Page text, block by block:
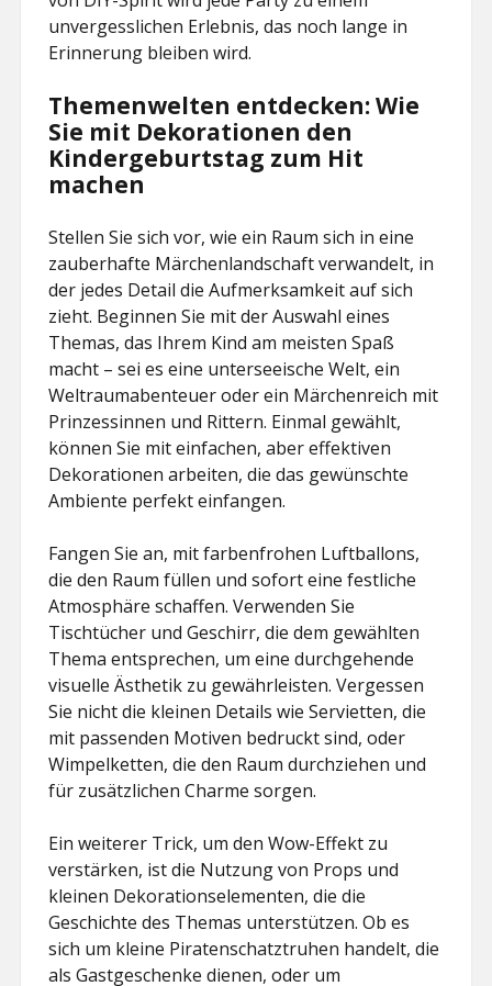
unvergesslichen Erlebnis, das noch lange in
Erinnerung bleiben wird.
Themenwelten entdecken: Wie
Sie mit Dekorationen den
Kindergeburtstag zum Hit
machen
Stellen Sie sich vor, wie ein Raum sich in eine
zauberhafte Märchenlandschaft verwandelt, in
der jedes Detail die Aufmerksamkeit auf sich
zieht. Beginnen Sie mit der Auswahl eines
Themas, das Ihrem Kind am meisten Spaß
macht – sei es eine unterseeische Welt, ein
Weltraumabenteuer oder ein Märchenreich mit
Prinzessinnen und Rittern. Einmal gewählt,
können Sie mit einfachen, aber effektiven
Dekorationen arbeiten, die das gewünschte
Ambiente perfekt einfangen.
Fangen Sie an, mit farbenfrohen Luftballons,
die den Raum füllen und sofort eine festliche
Atmosphäre schaffen. Verwenden Sie
Tischtücher und Geschirr, die dem gewählten
Thema entsprechen, um eine durchgehende
visuelle Ästhetik zu gewährleisten. Vergessen
Sie nicht die kleinen Details wie Servietten, die
mit passenden Motiven bedruckt sind, oder
Wimpelketten, die den Raum durchziehen und
für zusätzlichen Charme sorgen.
Ein weiterer Trick, um den Wow-Effekt zu
verstärken, ist die Nutzung von Props und
kleinen Dekorationselementen, die die
Geschichte des Themas unterstützen. Ob es
sich um kleine Piratenschatztruhen handelt, die
als Gastgeschenke dienen, oder um